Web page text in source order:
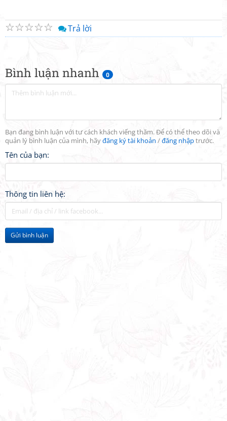
Bình luận nhanh 0
Bạn đang bình luận với tư cách khách viếng thăm. Để có thể theo dõi và
quản lý bình luận của mình, hãyđăng ký tài khoản /đăng nhậptrước.
Tên của bạn:
Thông tin liên hệ:
Gửi bình luận
☆
☆
☆
☆
☆ Trả lời